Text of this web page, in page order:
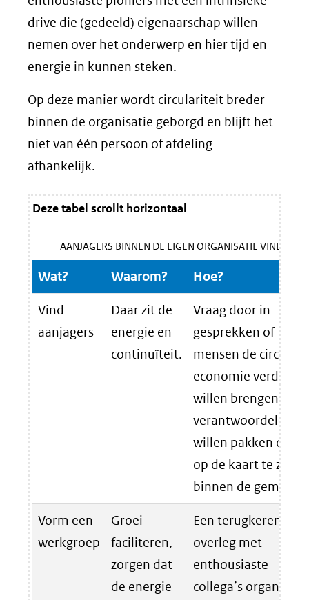
drive die (gedeeld) eigenaarschap willen
nemen over het onderwerp en hier tijd en
energie in kunnen steken.
Op deze manier wordt circulariteit breder
binnen de organisatie geborgd en blijft het
niet van één persoon of afdeling
afhankelijk.
Deze tabel scrollt horizontaal
AANJAGERS BINNEN DE EIGEN ORGANISATIE VINDEN
Wat? Waarom? Hoe?
Vind
aanjagers
Daar zit de
energie en
continuïteit.
Vraag door in
gesprekken of
mensen de
economie verder
willen brengen en
willen pakken om
op de kaart te
binnen de
Vorm een
werkgroep
Groei
faciliteren,
zorgen dat
de energie
Een terugkerend
overleg met
enthousiaste
collega’s